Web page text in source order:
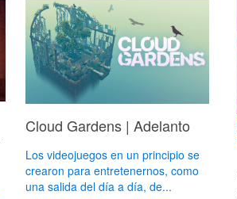
Cloud Gardens | Adelanto
Los videojuegos en un principio se
crearon para entretenernos, como
una salida del día a día, de...